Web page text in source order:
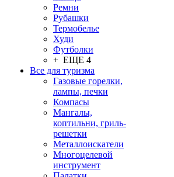
Ремни
Рубашки
Термобелье
Худи
Футболки
+ ЕЩЕ 4
Все для туризма
Газовые горелки,
лампы, печки
Компасы
Мангалы,
коптильни, гриль-
решетки
Металлоискатели
Многоцелевой
инструмент